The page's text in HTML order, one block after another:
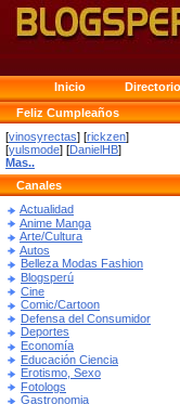
Inicio Directorio
Feliz Cumpleaños
[vinosyrectas] [rickzen]
[yulsmode] [DanielHB]
Mas..
Canales
Actualidad
Anime Manga
Arte/Cultura
Autos
Belleza Modas Fashion
Blogsperú
Cine
Comic/Cartoon
Defensa del Consumidor
Deportes
Economía
Educación Ciencia
Erotismo, Sexo
Fotologs
Gastronomia